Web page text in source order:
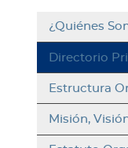
¿Quiénes
Directorio
Estructura
Misión,